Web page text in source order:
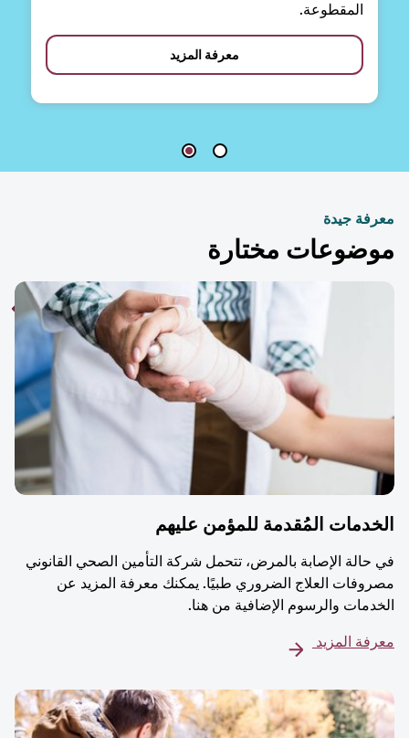
المقطوعة.
معرفة المزيد
جيدة
مختارة
المُقدمة للمؤمن عليهم
الإصابة بالمرض، تتحمل شركة التأمين الصحي القانوني
العلاج الضروري طبيًا. يمكنك معرفة المزيد عن
والرسوم الإضافية من هنا.
المزيد